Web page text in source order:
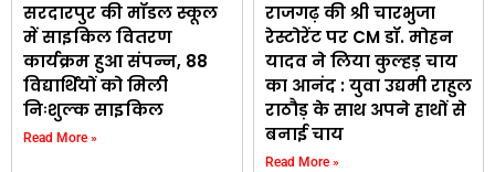
सरदारपुर की मॉडल स्कूल
में साइकिल वितरण
कार्यक्रम हुआ संपन्न, 88
विद्यार्थियों को मिली
निःशुल्क साइकिल
Read More »
राजगढ़ की श्री चारभुजा
रेस्टोरेंट पर CM डॉ. मोहन
यादव ने लिया कुल्हड़ चाय
का आनंद : युवा उद्यमी राहुल
राठौड़ के साथ अपने हाथों से
बनाई चाय
Read More »